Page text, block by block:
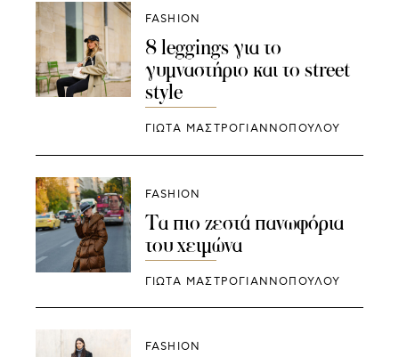
FASHION
8 leggings για το
γυμναστήριο και το street
style
ΓΙΩΤΑ ΜΑΣΤΡΟΓΙΑΝΝΟΠΟΥΛΟΥ
FASHION
Τα πιο ζεστά πανωφόρια
του χειμώνα
ΓΙΩΤΑ ΜΑΣΤΡΟΓΙΑΝΝΟΠΟΥΛΟΥ
FASHION